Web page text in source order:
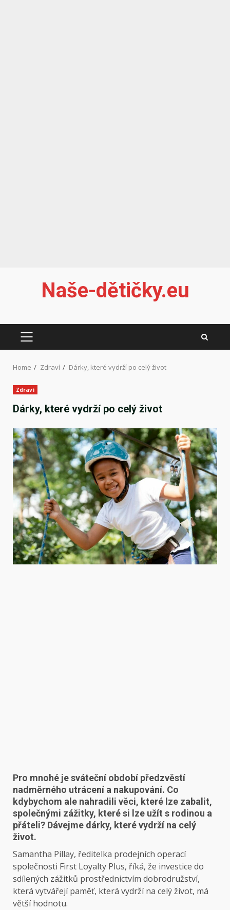
Naše-dětičky.eu
PRIMARY
Home Zdraví Dárky, které vydrží po celý život
Zdraví
Dárky, které vydrží po celý život
Pro mnohé je sváteční období předzvěstí
nadměrného utrácení a nakupování. Co
kdybychom ale nahradili věci, které lze zabalit,
společnými zážitky, které si lze užít s rodinou a
přáteli? Dávejme dárky, které vydrží na celý
život.
Samantha Pillay, ředitelka prodejních operací
společnosti First Loyalty Plus, říká, že investice do
sdílených zážitků prostřednictvím dobrodružství,
která vytvářejí paměť, která vydrží na celý život, má
větší hodnotu.